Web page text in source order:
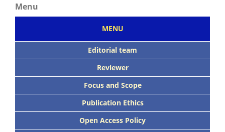
Menu
MENU
Editorial team
Reviewer
Focus and Scope
Publication Ethics
Open Access Policy